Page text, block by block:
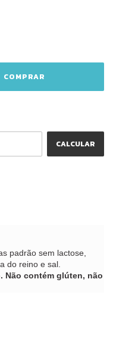
CALCULAR
padrão sem lactose,
do reino e sal.
Não contém glúten, não